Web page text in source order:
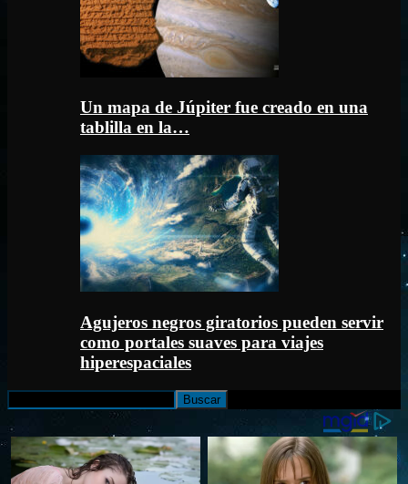
Un mapa de Júpiter fue creado en una
tablilla en la…
Agujeros negros giratorios pueden servir
como portales suaves para viajes
hiperespaciales